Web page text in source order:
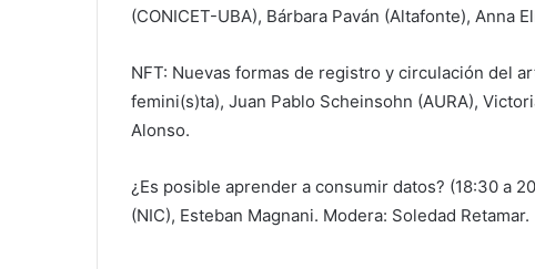
(CONICET-UBA), Bárbara Paván (Altafonte), Anna
NFT: Nuevas formas de registro y circulación del
femini(s)ta), Juan Pablo Scheinsohn (AURA),
Alonso.
¿Es posible aprender a consumir datos? (18:30 a
(NIC), Esteban Magnani. Modera: Soledad Retamar.